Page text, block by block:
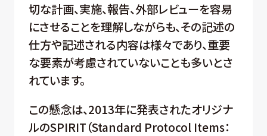
切な計画、実施、報告、外部レビューを容易
にさせることを理解しながらも、その記述の
仕方や記述される内容は様々であり、重要
な要素が考慮されていないことも多いとさ
れています。
この懸念は、2013年に発表されたオリジナ
ルのSPIRIT（Standard Protocol Items：